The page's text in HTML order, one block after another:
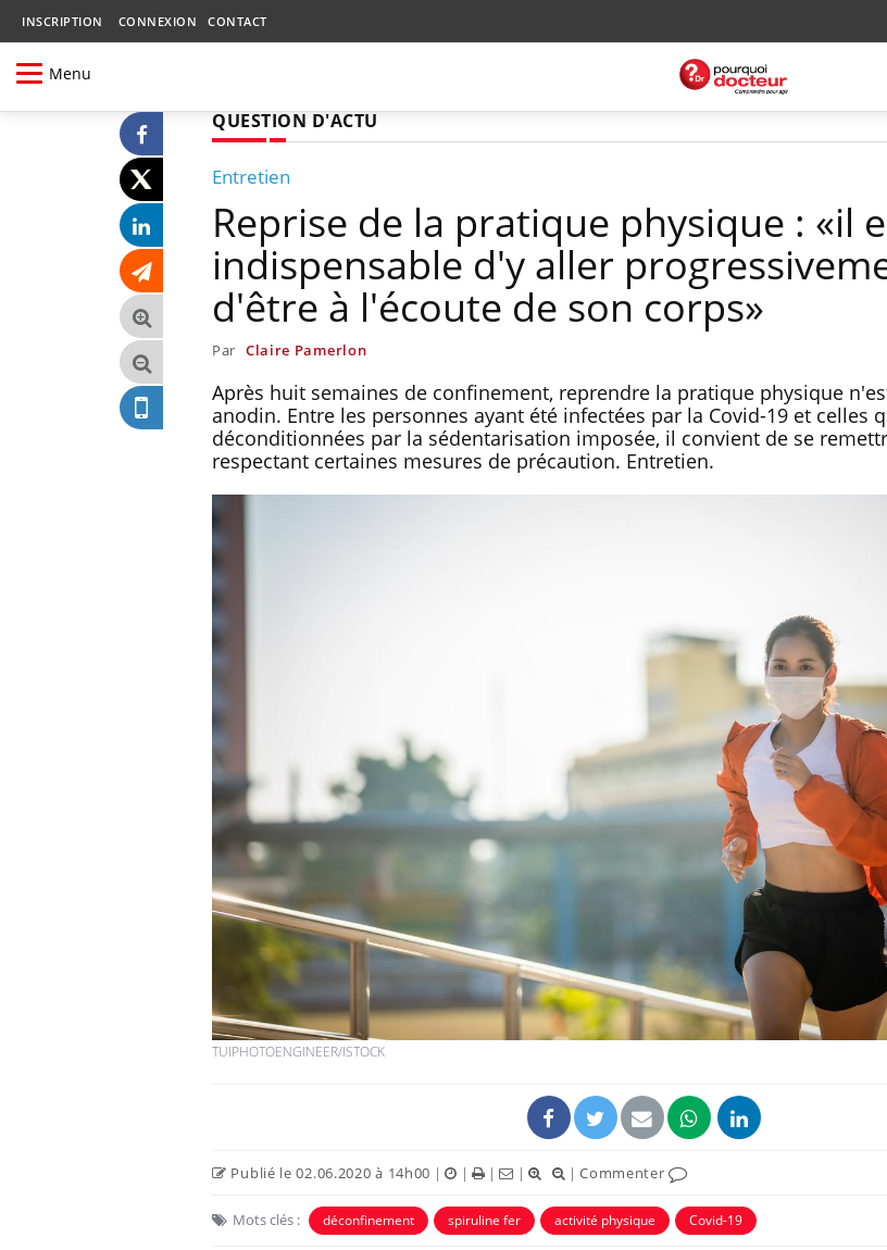
INSCRIPTION CONNEXION CONTACT
Menu
QUESTION D'ACTU
Entretien
Reprise de la pratique physique : «il
indispensable d'y aller
d'être à l'écoute de son corps»
Par Claire Pamerlon
Après huit semaines de confinement, reprendre la pratique physique
anodin. Entre les personnes ayant été infectées par la Covid-19 et celles
déconditionnées par la sédentarisation imposée, il convient de se
respectant certaines mesures de précaution. Entretien.
TUIPHOTOENGINEER/ISTOCK
Publié le 02.06.2020 à 14h00 | | | | |Commenter
Mots clés : déconfinement spiruline fer activité physique Covid-19
jours de vos vacances ?
Fortes chaleurs :
pourquoi le risque de
noyade grimpe-t-il ?
Pourquoi manger moins
de protéines pourrait
finalement être bénéfique
Grossesse et chaleur : ce
que dit la science
Eczéma Chronique des Mains :
expliquer ma maladie
Il y a des sujets qui sont faciles à aborder...
Youtube
Carence en fer : comprendre pour
prévenir
Fatigue, irritabilité, brouillard mental ou